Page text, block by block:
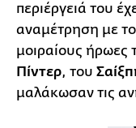
περιέργειά του
αναμέτρηση με
μοιραίους ήρωες
Πίντερ, του
μαλάκωσαν τις